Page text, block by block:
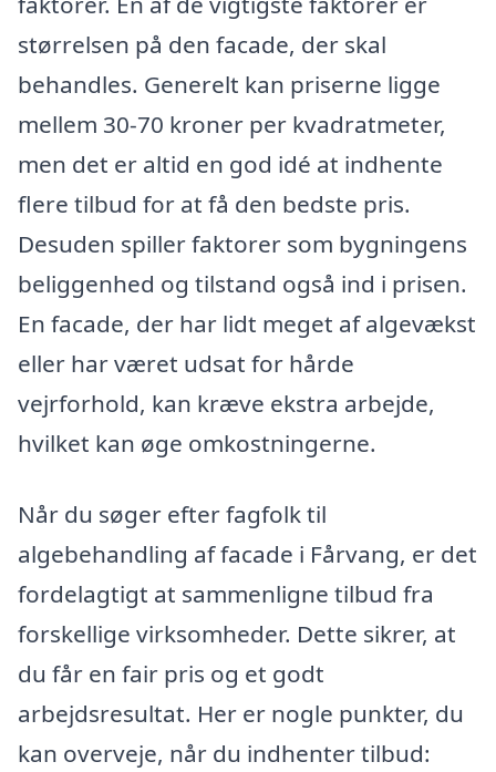
størrelsen på den facade, der skal
behandles. Generelt kan priserne ligge
mellem 30-70 kroner per kvadratmeter,
men det er altid en god idé at indhente
flere tilbud for at få den bedste pris.
Desuden spiller faktorer som bygningens
beliggenhed og tilstand også ind i prisen.
En facade, der har lidt meget af algevækst
eller har været udsat for hårde
vejrforhold, kan kræve ekstra arbejde,
hvilket kan øge omkostningerne.
Når du søger efter fagfolk til
algebehandling af facade i Fårvang, er det
fordelagtigt at sammenligne tilbud fra
forskellige virksomheder. Dette sikrer, at
du får en fair pris og et godt
arbejdsresultat. Her er nogle punkter, du
kan overveje, når du indhenter tilbud: